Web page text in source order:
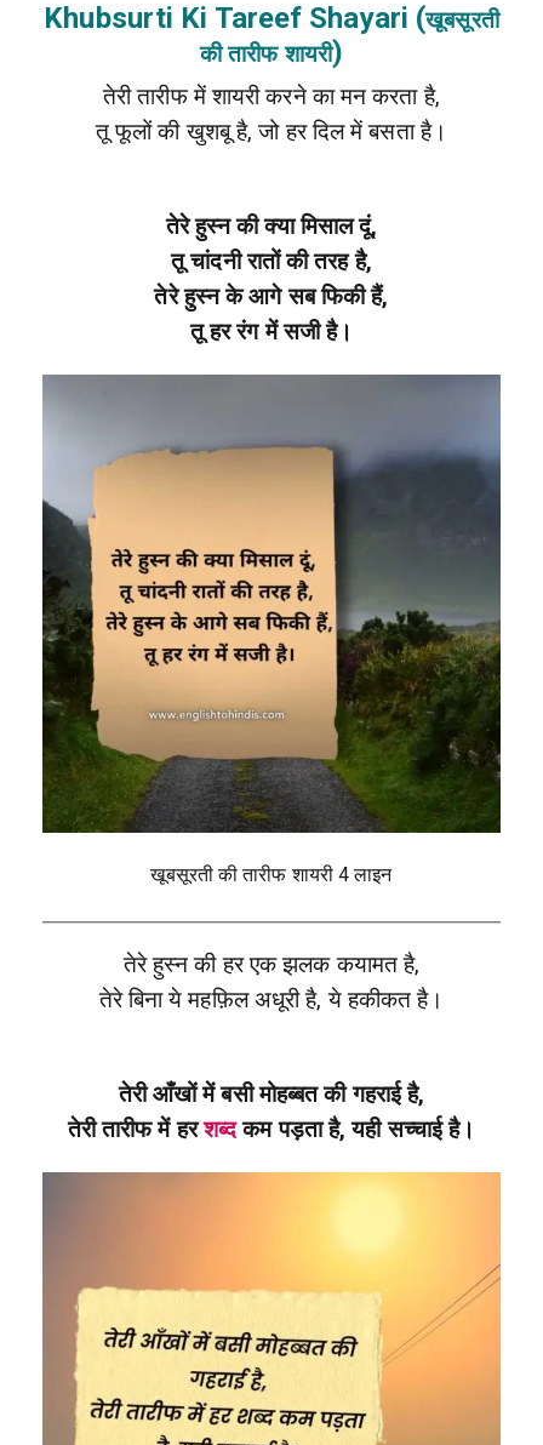
Khubsurti Ki Tareef Shayari (खूबसूरती
की तारीफ शायरी)
तेरी तारीफ में शायरी करने का मन करता है,
तू फूलों की खुशबू है, जो हर दिल में बसता है।
तेरे हुस्न की क्या मिसाल दूं,
तू चांदनी रातों की तरह है,
तेरे हुस्न के आगे सब फिकी हैं,
तू हर रंग में सजी है।
खूबसूरती की तारीफ शायरी 4 लाइन
तेरे हुस्न की हर एक झलक कयामत है,
तेरे बिना ये महफ़िल अधूरी है, ये हकीकत है।
तेरी आँखों में बसी मोहब्बत की गहराई है,
तेरी तारीफ में हरशब्दकम पड़ता है, यही सच्चाई है।